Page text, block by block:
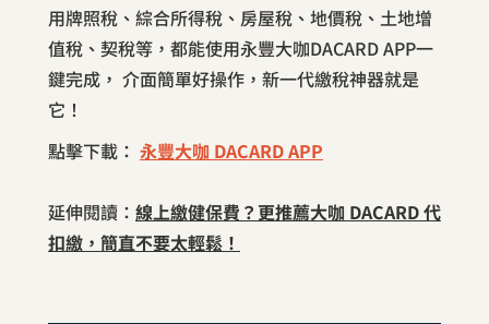
用牌照稅、綜合所得稅、房屋稅、地價稅、土地增
值稅、契稅等，都能使用永豐大咖DACARD APP一
鍵完成， 介面簡單好操作，新一代繳稅神器就是
它！
點擊下載： 永豐大咖 DACARD APP
延伸閱讀： 線上繳健保費？更推薦大咖 DACARD 代
扣繳，簡直不要太輕鬆！